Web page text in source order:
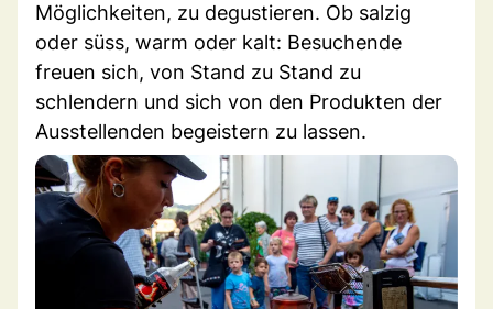
Möglichkeiten, zu degustieren. Ob salzig
oder süss, warm oder kalt: Besuchende
freuen sich, von Stand zu Stand zu
schlendern und sich von den Produkten der
Ausstellenden begeistern zu lassen.